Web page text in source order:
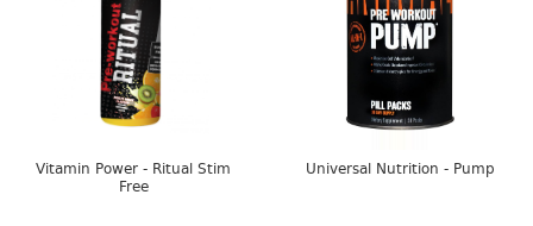
Vitamin Power - Ritual Stim
Free
Universal Nutrition - Pump